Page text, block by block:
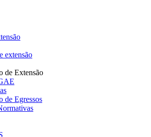
extensão
de Extensão
de Egressos